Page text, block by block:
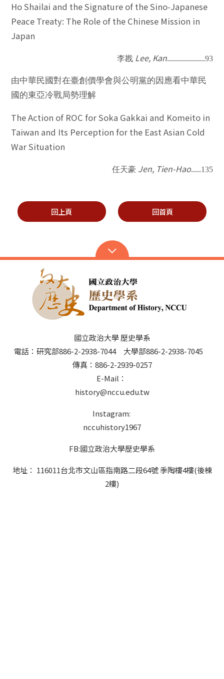
Ho Shailai and the Signature of the Sino-Japanese
Peace Treaty: The Role of the Chinese Mission in
Japan
李戡 Lee, Kan...................93
由中華民國對在臺創價學會與公明黨的因應看中華民
國的東亞冷戰局勢理解
The Action of ROC for Soka Gakkai and Komeito in
Taiwan and Its Perception for the East Asian Cold
War Situation
任天豪 Jen, Tien-Hao.....135
回上頁 回首頁
國立政治大學 歷史學系
電話：研究部886-2-2938-7044 大學部886-2-2938-7045
傳真：886-2-2939-0257
E-Mail：
history@nccu.edu.tw
Instagram:
nccuhistory1967
FB:國立政治大學歷史學系
地址： 116011台北市文山區指南路二段64號 季陶樓4樓(後棟
2樓)